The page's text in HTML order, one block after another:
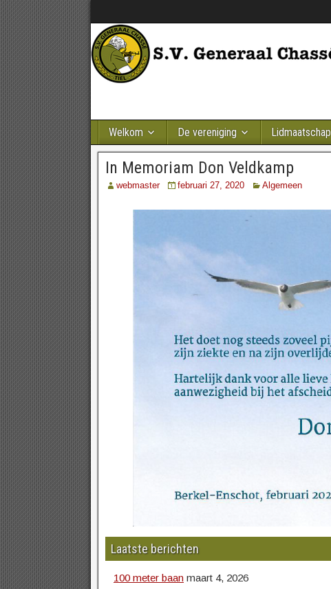
Welkom De vereniging Lidmaatschap
In Memoriam Don Veldkamp
webmaster februari 27, 2020 Algemeen
Laatste berichten
100 meter baan maart 4, 2026